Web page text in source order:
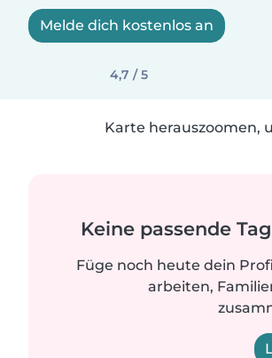
Melde dich kostenlos an
4,7 / 5
Karte herauszoomen,
Keine passende
Füge noch heute dein
arbeiten,